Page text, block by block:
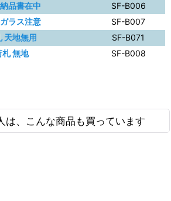
品書在中
SF-B006
ラス注意
SF-B007
天地無用
SF-B071
無地
SF-B008
は、こんな商品も買っています